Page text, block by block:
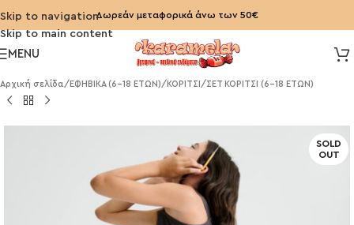
Skip to navigation
Skip to main content
Δωρεάν μεταφορικά άνω των 50€
MENU
Αρχική σελίδα/ ΕΦΗΒΙΚΑ (6-18 ΕΤΩΝ)/ ΚΟΡΙΤΣΙ /ΣΕΤ ΚΟΡΙΤΣΙ (6-18 ΕΤΩΝ)
SOLD
OUT